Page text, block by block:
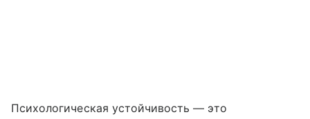
Психологическая устойчивость — это